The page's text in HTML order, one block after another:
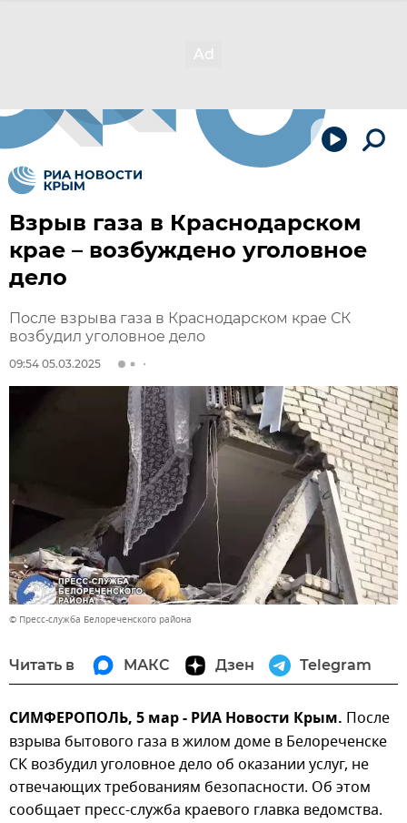
Взрыв газа в Краснодарском
крае – возбуждено уголовное
дело
После взрыва газа в Краснодарском крае СК
возбудил уголовное дело
09:54 05.03.2025
© Пресс-служба Белореченского района
Читать в МАКС Дзен Telegram
СИМФЕРОПОЛЬ, 5 мар - РИА Новости Крым. После
взрыва бытового газа в жилом доме в Белореченске
СК возбудил уголовное дело об оказании услуг, не
отвечающих требованиям безопасности. Об этом
сообщает пресс-служба краевого главка ведомства.